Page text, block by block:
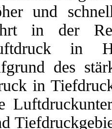
und
in der
in
des
in